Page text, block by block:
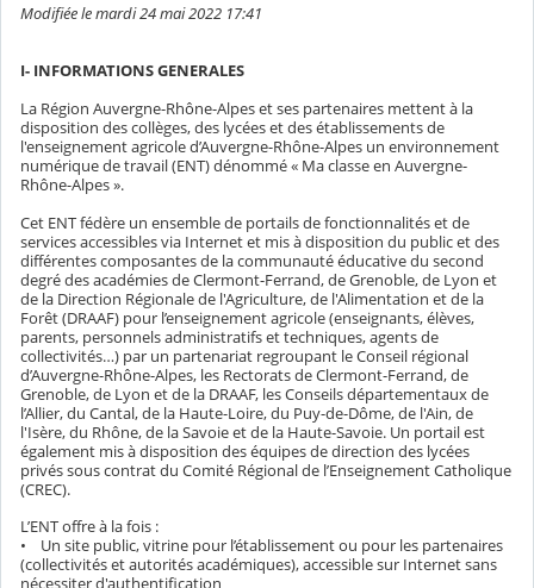
Modifiée le mardi 24 mai 2022 17:41
I- INFORMATIONS GENERALES
La Région Auvergne-Rhône-Alpes et ses partenaires mettent à la
disposition des collèges, des lycées et des établissements de
l'enseignement agricole d’Auvergne-Rhône-Alpes un environnement
numérique de travail (ENT) dénommé « Ma classe en Auvergne-
Rhône-Alpes ».
Cet ENT fédère un ensemble de portails de fonctionnalités et de
services accessibles via Internet et mis à disposition du public et des
différentes composantes de la communauté éducative du second
degré des académies de Clermont-Ferrand, de Grenoble, de Lyon et
de la Direction Régionale de l'Agriculture, de l'Alimentation et de la
Forêt (DRAAF) pour l’enseignement agricole (enseignants, élèves,
parents, personnels administratifs et techniques, agents de
collectivités…) par un partenariat regroupant le Conseil régional
d’Auvergne-Rhône-Alpes, les Rectorats de Clermont-Ferrand, de
Grenoble, de Lyon et de la DRAAF, les Conseils départementaux de
l’Allier, du Cantal, de la Haute-Loire, du Puy-de-Dôme, de l'Ain, de
l'Isère, du Rhône, de la Savoie et de la Haute-Savoie. Un portail est
également mis à disposition des équipes de direction des lycées
privés sous contrat du Comité Régional de l’Enseignement Catholique
(CREC).
L’ENT offre à la fois :
• Un site public, vitrine pour l’établissement ou pour les partenaires
(collectivités et autorités académiques), accessible sur Internet sans